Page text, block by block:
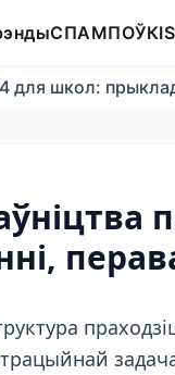
СПАМПОЎКІ
для школ: